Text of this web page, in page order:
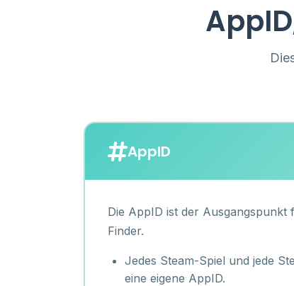
AppID
Die AppID ist der Ausgangspunkt
Finder.
Jedes Steam-Spiel und jede
eine eigene AppID.